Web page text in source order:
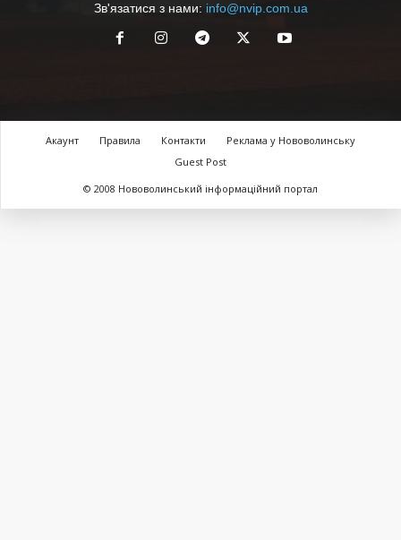
Зв'язатися з нами: info@nvip.com.ua
Акаунт Правила Контакти
Реклама у Нововолинську
Guest Post
© 2008 Нововолинський інформаційний портал